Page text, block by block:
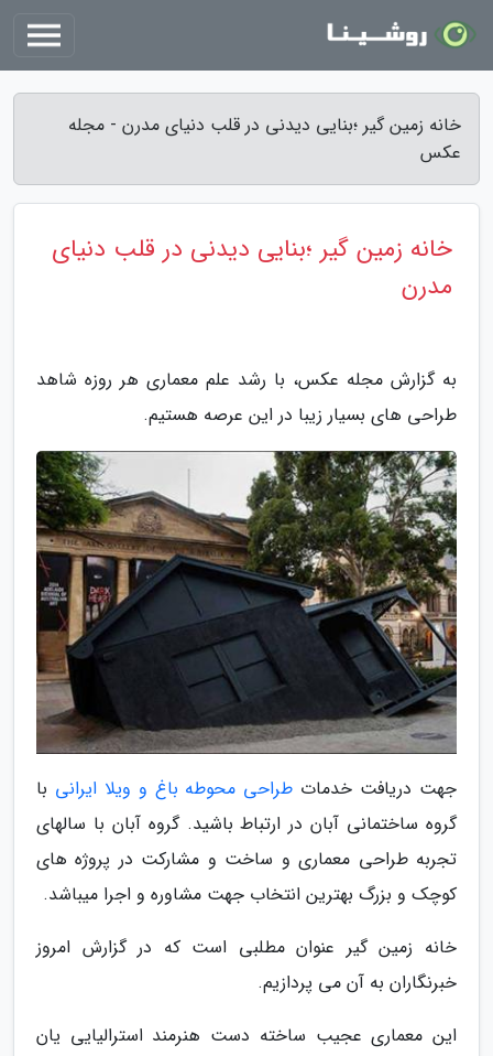
خانه زمین گیر ؛بنایی دیدنی در قلب دنیای مدرن - مجله
عکس
خانه زمین گیر ؛بنایی دیدنی در قلب دنیای
مدرن
به گزارش مجله عکس، با رشد علم معماری هر روزه شاهد
طراحی های بسیار زیبا در این عرصه هستیم.
جهت دریافت خدمات طراحی محوطه باغ و ویلا ایرانی با
گروه ساختمانی آبان در ارتباط باشید. گروه آبان با سالهای
تجربه طراحی معماری و ساخت و مشارکت در پروژه های
کوچک و بزرگ بهترین انتخاب جهت مشاوره و اجرا میباشد.
خانه زمین گیر عنوان مطلبی است که در گزارش امروز
خبرنگاران به آن می پردازیم.
این معماری عجیب ساخته دست هنرمند استرالیایی یان